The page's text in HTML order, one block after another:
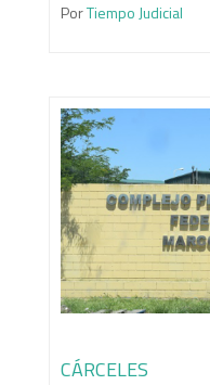
PorTiempo Judicial
CÁRCELES